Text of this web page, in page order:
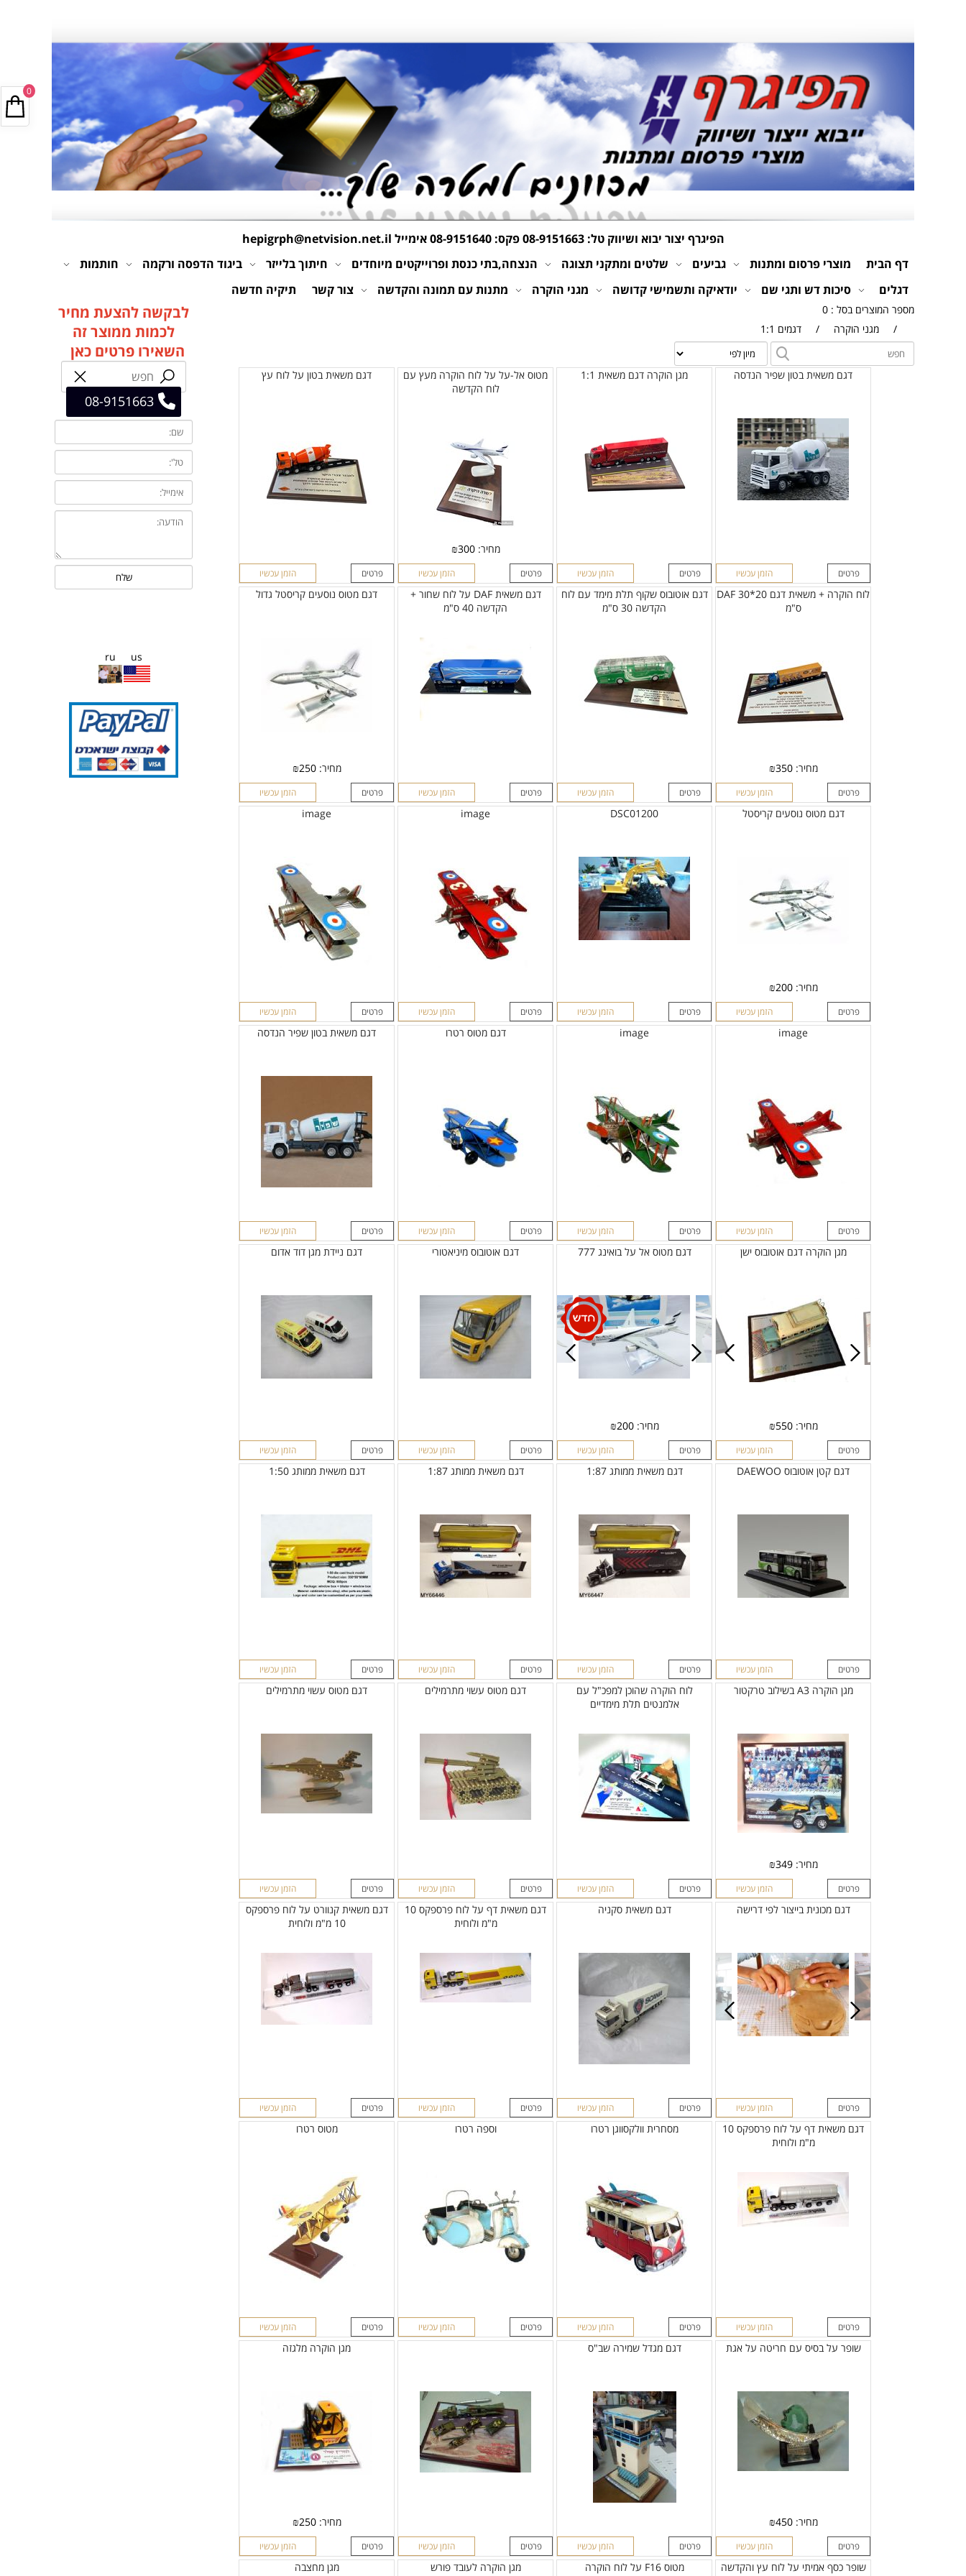
הפיגרף יצור יבוא ושיווק טל:08-9151663פקס: 08-9151640 אימייל
hepigrph@netvision.net.il
דף הבית
מוצרי פרסום ומתנות גביעים שלטים ומתקני תצוגה הנצחה,בתי כנסת ופרוייקטים מיוחדים חיתוך בלייזר ביגוד הדפסה ורקמה
חותמות
דגלים
סיכות דש ותגי שם יודאיקה ותשמישי קדושה מגני הוקרה מתנות עם תמונה והקדשה צור קשר תיקיה חדשה
מספר המוצרים בסל : 0
/
מגני הוקרה / דגמים 1:1
0
דגם משאית בטון שפיר הנדסה
פרטים הזמן עכשיו
מגן הוקרה דגם משאית 1:1
פרטים הזמן עכשיו
מטוס אל-על על לוח הוקרה מעץ עם
לוח הקדשה
מחיר: ₪300
פרטים הזמן עכשיו
דגם משאית בטון על לוח עץ
פרטים הזמן עכשיו
לוח הוקרה + משאית דגם DAF 30*20
ס"מ
מחיר: ₪350
פרטים הזמן עכשיו
דגם אוטובוס שקוף תלת מימד עם לוח
הקדשה 30 ס"מ
פרטים הזמן עכשיו
דגם משאית DAF על לוח שחור +
הקדשה 40 ס"מ
פרטים הזמן עכשיו
דגם מטוס נוסעים קריסטל גדול
מחיר: ₪250
פרטים הזמן עכשיו
דגם מטוס נוסעים קריסטל
מחיר: ₪200
פרטים הזמן עכשיו
DSC01200
פרטים הזמן עכשיו
image
פרטים הזמן עכשיו
image
פרטים הזמן עכשיו
image
פרטים הזמן עכשיו
image
פרטים הזמן עכשיו
דגם מטוס רטרו
פרטים הזמן עכשיו
דגם משאית בטון שפיר הנדסה
פרטים הזמן עכשיו
מגן הוקרה דגם אוטובוס ישן
מחיר: ₪550
פרטים הזמן עכשיו
דגם מטוס אל על בואינג 777
מחיר: ₪200
פרטים הזמן עכשיו
דגם אוטובוס מיניאטורי
פרטים הזמן עכשיו
דגם ניידת מגן דוד אדום
פרטים הזמן עכשיו
דגם קטן אוטובוס DAEWOO
פרטים הזמן עכשיו
דגם משאית ממותג 1:87
פרטים הזמן עכשיו
דגם משאית ממותג 1:87
פרטים הזמן עכשיו
דגם משאית ממותג 1:50
פרטים הזמן עכשיו
מגן הוקרה A3 בשילוב טרקטור
מחיר: ₪349
פרטים הזמן עכשיו
לוח הוקרה שהוכן למפכ"ל עם
אלמנטים תלת מימדיים
פרטים הזמן עכשיו
דגם מטוס עשוי מתרמילים
פרטים הזמן עכשיו
דגם מטוס עשוי מתרמילים
פרטים הזמן עכשיו
דגם מכונית בייצור לפי דרישה
פרטים הזמן עכשיו
דגם משאית סקניה
פרטים הזמן עכשיו
דגם משאית דף על לוח פרספקס 10
מ"מ ולוחית
פרטים הזמן עכשיו
דגם משאית קנוורט על לוח פרספקס
10 מ"מ ולוחית
פרטים הזמן עכשיו
דגם משאית דף על לוח פרספקס 10
מ"מ ולוחית
פרטים הזמן עכשיו
מסחרית וולקסווגן רטרו
פרטים הזמן עכשיו
וספה רטרו
פרטים הזמן עכשיו
מטוס רטרו
פרטים הזמן עכשיו
שופר על בסיס עם חריטה על אגת
מחיר: ₪450
פרטים הזמן עכשיו
דגם מגדל שמירה שב"ס
פרטים הזמן עכשיו פרטים הזמן עכשיו
מגן הוקרה מלגזה
מחיר: ₪250
פרטים הזמן עכשיו
שופר כסף אמיתי על לוח עץ והקדשה מטוס F16 על לוח הוקרה מגן הוקרה לעובד פורש מגן מחצבה
לבקשה להצעת מחיר
לכמות ממוצר זה
השאירו פרטים כאן
08-9151663
us
ru